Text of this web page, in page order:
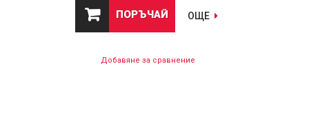
ПОРЪЧАЙ ОЩЕ
Добавяне за сравнение